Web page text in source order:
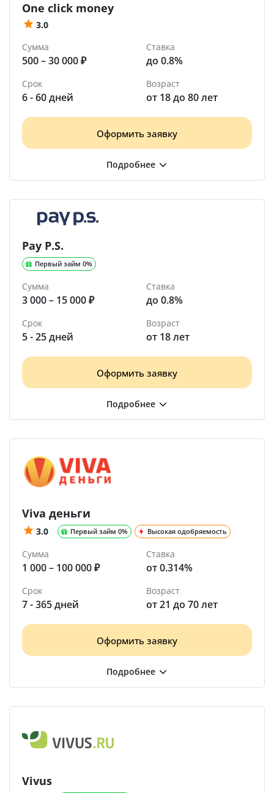
One click money
3.0
Сумма
500 – 30 000 ₽
Ставка
до 0.8%
Срок
6 - 60 дней
Возраст
от 18 до 80 лет
Оформить заявку
Pay P.S.
Первый займ 0%
Сумма
3 000 – 15 000 ₽
Ставка
до 0.8%
Срок
5 - 25 дней
Возраст
от 18 лет
Оформить заявку
Viva деньги
3.0 Первый займ 0% Высокая одобряемость
Сумма
1 000 – 100 000 ₽
Ставка
от 0.314%
Срок
7 - 365 дней
Возраст
от 21 до 70 лет
Оформить заявку
Vivus